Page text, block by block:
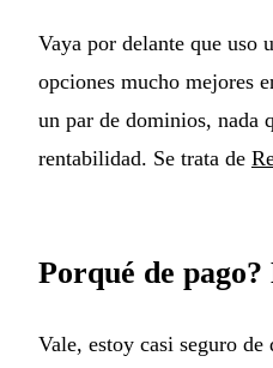
Vaya por delante que uso
opciones mucho mejores
un par de dominios, nada
rentabilidad. Se trata de
Porqué de
Vale, estoy casi seguro de